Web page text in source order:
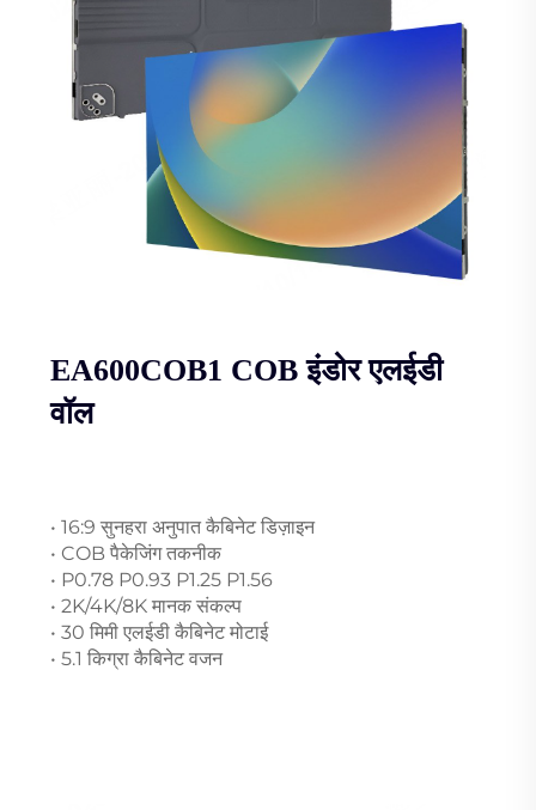
EA600COB1 COB इंडोर एलईडी
वॉल
• 16:9 सुनहरा अनुपात कैबिनेट डिज़ाइन
• COB पैकेजिंग तकनीक
• P0.78 P0.93 P1.25 P1.56
• 2K/4K/8K मानक संकल्प
• 30 मिमी एलईडी कैबिनेट मोटाई
• 5.1 किग्रा कैबिनेट वजन